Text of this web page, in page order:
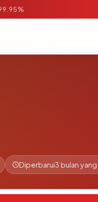
Diperbarui3 bulan yang